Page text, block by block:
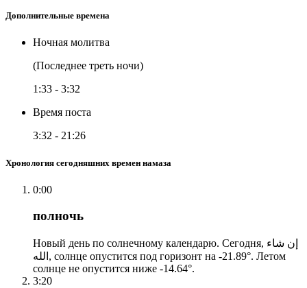
Дополнительные времена
Ночная молитва
(Последнее треть ночи)
1:33 - 3:32
Время поста
3:32 - 21:26
Хронология сегодняшних времен намаза
0:00
полночь
Новый день по солнечному календарю. Сегодня, إن شاء
الله, солнце опустится под горизонт на -21.89°. Летом
солнце не опустится ниже -14.64°.
3:20